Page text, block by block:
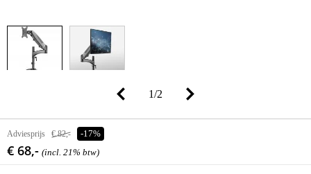
1/2
Adviesprijs € 82,- -17%
€ 68,- (incl. 21% btw)